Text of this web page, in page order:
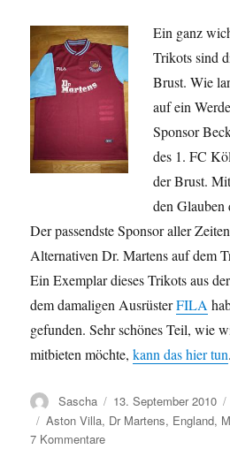
Ein ganz
Trikots sind
Brust. Wie
auf ein
Sponsor
des 1. FC
der Brust.
den Glauben
Der passendste Sponsor aller
Alternativen Dr. Martens auf dem
Ein Exemplar dieses Trikots aus
dem damaligen AusrüsterFILA
gefunden. Sehr schönes Teil, wie
mitbieten möchte,kann das hier tun.
Autor
Sascha
Veröffentlicht
am
13. September 2010
Schlagwörter
Aston Villa, Dr Martens, England,
7 Kommentarezu